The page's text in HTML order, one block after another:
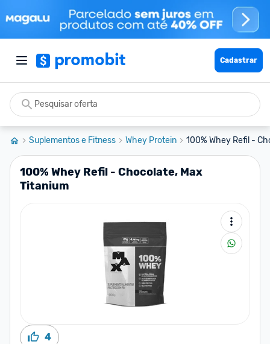
Cadastrar
Suplementos e Fitness Whey Protein 100% Whey Refil -
100% Whey Refil - Chocolate, Max
Titanium
4